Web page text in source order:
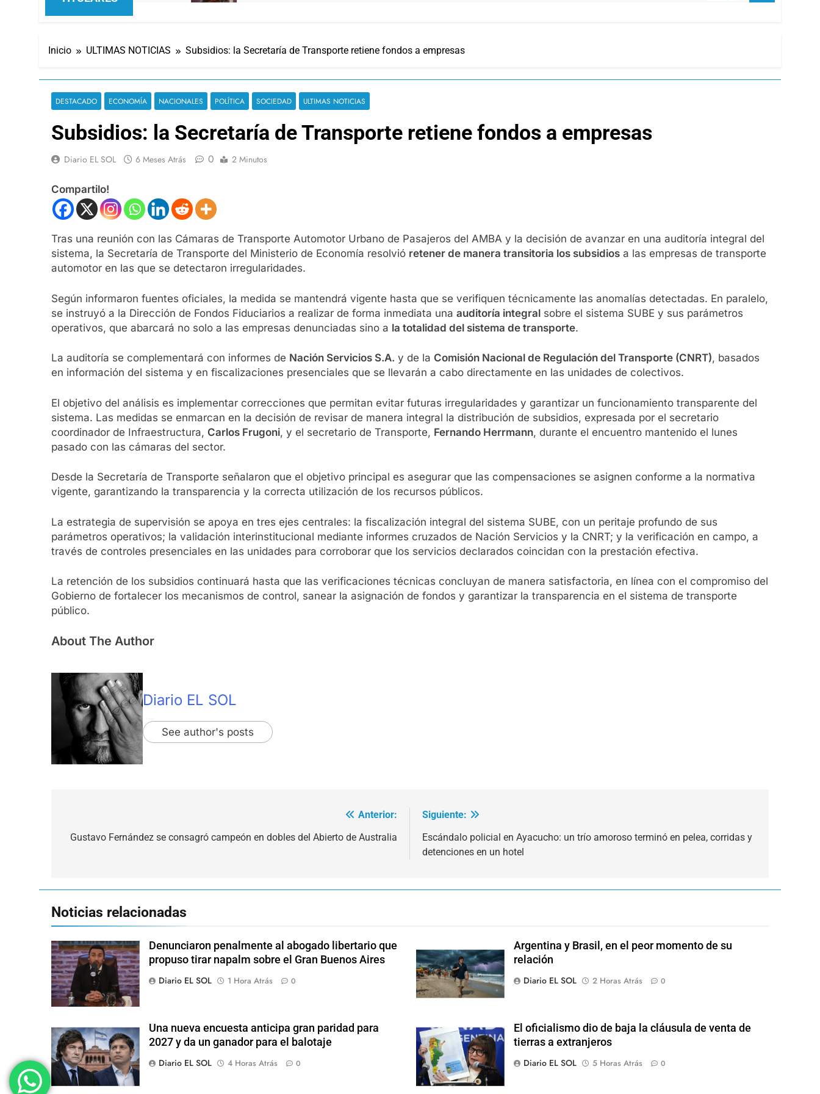
Inicio ULTIMAS NOTICIAS Subsidios: la Secretaría de Transporte retiene fondos a empresas
DESTACADO ECONOMÍA NACIONALES POLÍTICA SOCIEDAD ULTIMAS NOTICIAS
Subsidios: la Secretaría de Transporte retiene fondos a empresas
Diario EL SOL 6 Meses Atrás 0 2 Minutos
Compartilo!
Tras una reunión con las Cámaras de Transporte Automotor Urbano de Pasajeros del AMBA y la decisión de avanzar en una auditoría integral del
sistema, la Secretaría de Transporte del Ministerio de Economía resolvió retener de manera transitoria los subsidios a las empresas de transporte
automotor en las que se detectaron irregularidades.
Según informaron fuentes oficiales, la medida se mantendrá vigente hasta que se verifiquen técnicamente las anomalías detectadas. En paralelo,
se instruyó a la Dirección de Fondos Fiduciarios a realizar de forma inmediata una auditoría integral sobre el sistema SUBE y sus parámetros
operativos, que abarcará no solo a las empresas denunciadas sino a la totalidad del sistema de transporte.
La auditoría se complementará con informes de Nación Servicios S.A. y de la Comisión Nacional de Regulación del Transporte (CNRT), basados
en información del sistema y en fiscalizaciones presenciales que se llevarán a cabo directamente en las unidades de colectivos.
El objetivo del análisis es implementar correcciones que permitan evitar futuras irregularidades y garantizar un funcionamiento transparente del
sistema. Las medidas se enmarcan en la decisión de revisar de manera integral la distribución de subsidios, expresada por el secretario
coordinador de Infraestructura, Carlos Frugoni, y el secretario de Transporte, Fernando Herrmann, durante el encuentro mantenido el lunes
pasado con las cámaras del sector.
Desde la Secretaría de Transporte señalaron que el objetivo principal es asegurar que las compensaciones se asignen conforme a la normativa
vigente, garantizando la transparencia y la correcta utilización de los recursos públicos.
La estrategia de supervisión se apoya en tres ejes centrales: la fiscalización integral del sistema SUBE, con un peritaje profundo de sus
parámetros operativos; la validación interinstitucional mediante informes cruzados de Nación Servicios y la CNRT; y la verificación en campo, a
través de controles presenciales en las unidades para corroborar que los servicios declarados coincidan con la prestación efectiva.
La retención de los subsidios continuará hasta que las verificaciones técnicas concluyan de manera satisfactoria, en línea con el compromiso del
Gobierno de fortalecer los mecanismos de control, sanear la asignación de fondos y garantizar la transparencia en el sistema de transporte
público.
About The Author
Diario EL SOL
See author's posts
de
Anterior:
Gustavo Fernández se consagró campeón en dobles del Abierto de Australia
Siguiente:
Escándalo policial en Ayacucho: un trío amoroso terminó en pelea, corridas y
detenciones en un hotel
Noticias relacionadas
Denunciaron penalmente al abogado libertario que
propuso tirar napalm sobre el Gran Buenos Aires
Diario EL SOL
1 Hora Atrás 0
Argentina y Brasil, en el peor momento de su
relación
Diario EL SOL
2 Horas Atrás 0
Una nueva encuesta anticipa gran paridad para
2027 y da un ganador para el balotaje
Diario EL SOL
4 Horas Atrás 0
El oficialismo dio de baja la cláusula de venta de
tierras a extranjeros
Diario EL SOL
5 Horas Atrás 0